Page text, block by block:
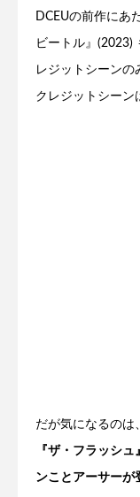
DCEUの前作にあ
ビートル』(2023)
レジットシーンの
クレジットシーン
だが気になるのは
『ザ・フラッシ
ンことアーサーが